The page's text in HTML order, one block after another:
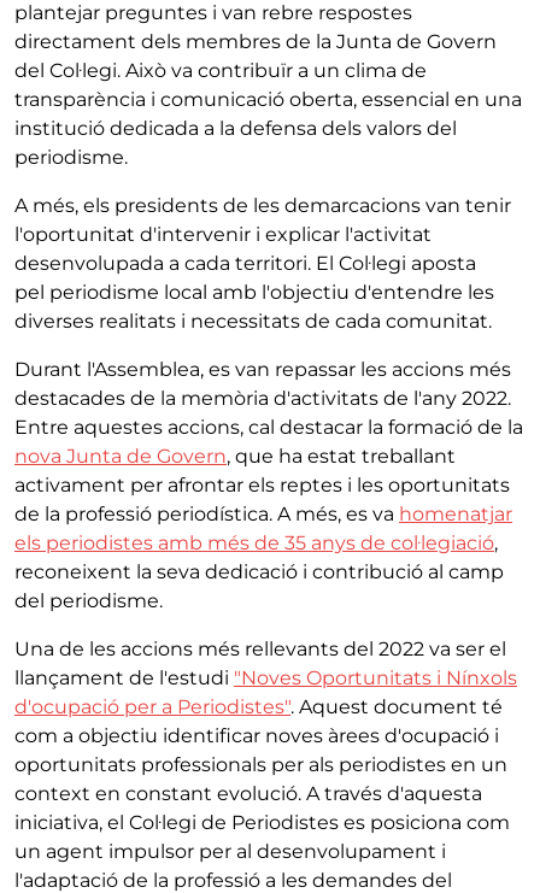
plantejar preguntes i van rebre respostes
directament dels membres de la Junta de Govern
del Col·legi. Això va contribuïr a un clima de
transparència i comunicació oberta, essencial en una
institució dedicada a la defensa dels valors del
periodisme.
A més, els presidents de les demarcacions van tenir
l'oportunitat d'intervenir i explicar l'activitat
desenvolupada a cada territori. El Col·legi aposta
pel periodisme local amb l'objectiu d'entendre les
diverses realitats i necessitats de cada comunitat.
Durant l'Assemblea, es van repassar les accions més
destacades de la memòria d'activitats de l'any 2022.
Entre aquestes accions, cal destacar la formació de la
nova Junta de Govern, que ha estat treballant
activament per afrontar els reptes i les oportunitats
de la professió periodística. A més, es va homenatjar
els periodistes amb més de 35 anys de col·legiació,
reconeixent la seva dedicació i contribució al camp
del periodisme.
Una de les accions més rellevants del 2022 va ser el
llançament de l'estudi "Noves Oportunitats i Nínxols
d'ocupació per a Periodistes". Aquest document té
com a objectiu identificar noves àrees d'ocupació i
oportunitats professionals per als periodistes en un
context en constant evolució. A través d'aquesta
iniciativa, el Col·legi de Periodistes es posiciona com
un agent impulsor per al desenvolupament i
l'adaptació de la professió a les demandes del